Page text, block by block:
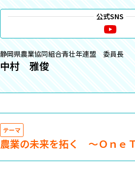
公式SNS
静岡県農業協同組合青壮年連盟 委員長
中村 雅俊
テーマ
農業の未来を拓く ～Ｏｎｅ